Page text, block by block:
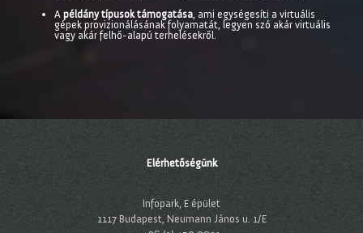
A példány típusok támogatása, ami egységesíti a virtuális
gépek provizionálásának folyamatát, legyen szó akár virtuális
vagy akár felhő-alapú terhelésekről.
Elérhetőségünk
Infopark, E épület
1117 Budapest, Neumann János u. 1/E